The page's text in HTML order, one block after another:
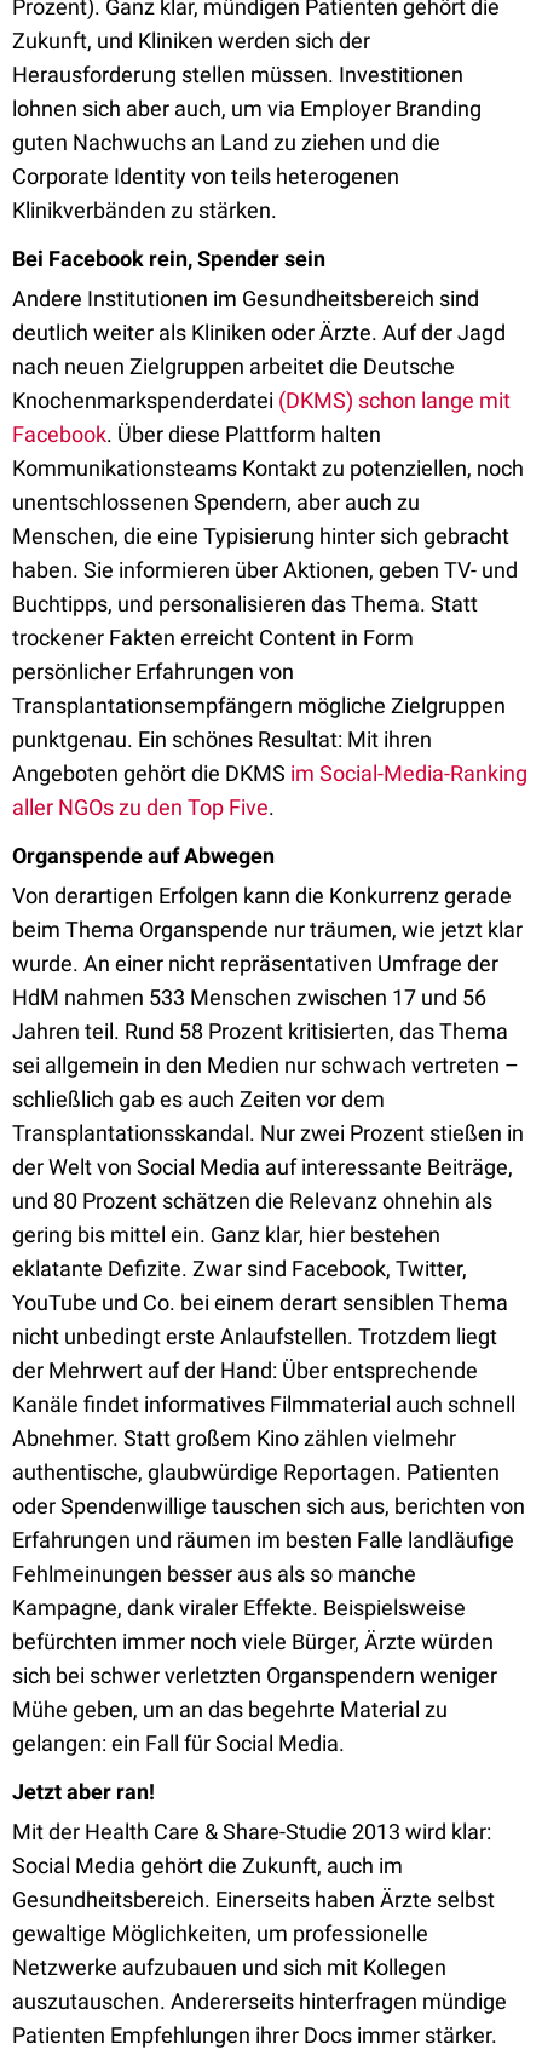
Prozent). Ganz klar, mündigen Patienten gehört die
Zukunft, und Kliniken werden sich der
Herausforderung stellen müssen. Investitionen
lohnen sich aber auch, um via Employer Branding
guten Nachwuchs an Land zu ziehen und die
Corporate Identity von teils heterogenen
Klinikverbänden zu stärken.
Bei Facebook rein, Spender sein
Andere Institutionen im Gesundheitsbereich sind
deutlich weiter als Kliniken oder Ärzte. Auf der Jagd
nach neuen Zielgruppen arbeitet die Deutsche
Knochenmarkspenderdatei (DKMS) schon lange mit
Facebook. Über diese Plattform halten
Kommunikationsteams Kontakt zu potenziellen, noch
unentschlossenen Spendern, aber auch zu
Menschen, die eine Typisierung hinter sich gebracht
haben. Sie informieren über Aktionen, geben TV- und
Buchtipps, und personalisieren das Thema. Statt
trockener Fakten erreicht Content in Form
persönlicher Erfahrungen von
Transplantationsempfängern mögliche Zielgruppen
punktgenau. Ein schönes Resultat: Mit ihren
Angeboten gehört die DKMS im Social-Media-Ranking
aller NGOs zu den Top Five.
Organspende auf Abwegen
Von derartigen Erfolgen kann die Konkurrenz gerade
beim Thema Organspende nur träumen, wie jetzt klar
wurde. An einer nicht repräsentativen Umfrage der
HdM nahmen 533 Menschen zwischen 17 und 56
Jahren teil. Rund 58 Prozent kritisierten, das Thema
sei allgemein in den Medien nur schwach vertreten –
schließlich gab es auch Zeiten vor dem
Transplantationsskandal. Nur zwei Prozent stießen in
der Welt von Social Media auf interessante Beiträge,
und 80 Prozent schätzen die Relevanz ohnehin als
gering bis mittel ein. Ganz klar, hier bestehen
eklatante Defizite. Zwar sind Facebook, Twitter,
YouTube und Co. bei einem derart sensiblen Thema
nicht unbedingt erste Anlaufstellen. Trotzdem liegt
der Mehrwert auf der Hand: Über entsprechende
Kanäle findet informatives Filmmaterial auch schnell
Abnehmer. Statt großem Kino zählen vielmehr
authentische, glaubwürdige Reportagen. Patienten
oder Spendenwillige tauschen sich aus, berichten von
Erfahrungen und räumen im besten Falle landläufige
Fehlmeinungen besser aus als so manche
Kampagne, dank viraler Effekte. Beispielsweise
befürchten immer noch viele Bürger, Ärzte würden
sich bei schwer verletzten Organspendern weniger
Mühe geben, um an das begehrte Material zu
gelangen: ein Fall für Social Media.
Jetzt aber ran!
Mit der Health Care & Share-Studie 2013 wird klar:
Social Media gehört die Zukunft, auch im
Gesundheitsbereich. Einerseits haben Ärzte selbst
gewaltige Möglichkeiten, um professionelle
Netzwerke aufzubauen und sich mit Kollegen
auszutauschen. Andererseits hinterfragen mündige
Patienten Empfehlungen ihrer Docs immer stärker.